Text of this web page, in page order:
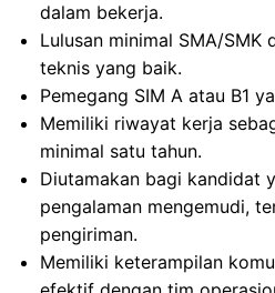
dalam bekerja.
Lulusan minimal SMA/SMK
teknis yang baik.
Pemegang SIM A atau B1
Memiliki riwayat kerja
minimal satu tahun.
Diutamakan bagi kandidat
pengalaman mengemudi,
pengiriman.
Memiliki keterampilan